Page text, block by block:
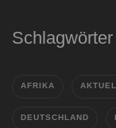
Schlagwörter
AFRIKA
DEUTSCHLAND